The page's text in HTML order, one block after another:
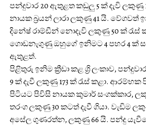
පන්දුවාර 20 ඇතුළත කඩුලු 5 ක් දැවි ලකුණු
නායක බ්‍රයන් ලාරා ලකුණු 41 යි. වේගවත්
දිනේෂ් රාම්ඩීන් නොදැවි ලකුණු 50 ක් රැස්
ගොඩනැගුණු ඔහුගේ ඉනිමට 4 පහර 4 ක්
ඇතුළත්.
පිළිතුරු ඉනිම ක්‍රීඩා කළ ශ්‍රි ලංකාව,
9 ක් දැවී ලකුණු 173 ක් රැස් කළා.
පිටියට පිවිසි නායක කුමාර් සංගක්කාර,
තරංග ලකුණු 30 කටත් දැවී ගියා. වැඩිම
අසේල ගුණරත්න, ලකුණු 66 යි. පන්දු